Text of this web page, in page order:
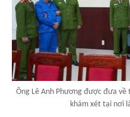
Ông Lê Anh Phương được đưa
khám xét tại nơi